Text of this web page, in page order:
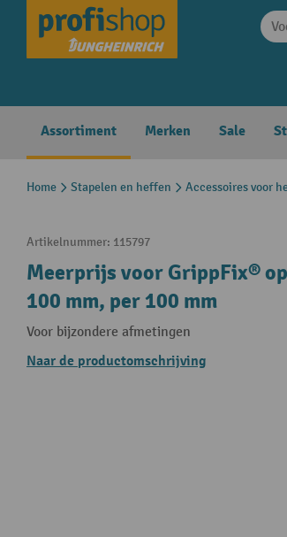
Skip to main navigation
Assortiment Merken Sale
Home Stapelen en heffen Accessoires voor
Artikelnummer: 115797
Meerprijs voor GrippFix®
100 mm, per 100 mm
Voor bijzondere afmetingen
Naar de productomschrijving